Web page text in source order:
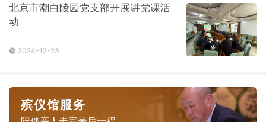
北京市潮白陵园党支部开展讲党课活
动
2024-12-23
殡仪馆服务